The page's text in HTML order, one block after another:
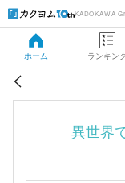
KADOKAWA
ホーム ランキン
異世界